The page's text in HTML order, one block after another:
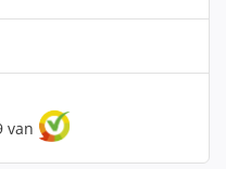
van